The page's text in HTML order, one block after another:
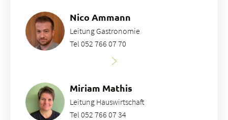
Nico Ammann
Leitung Gastronomie
Tel 052 766 07 70
Miriam Mathis
Leitung Hauswirtschaft
Tel 052 766 07 34